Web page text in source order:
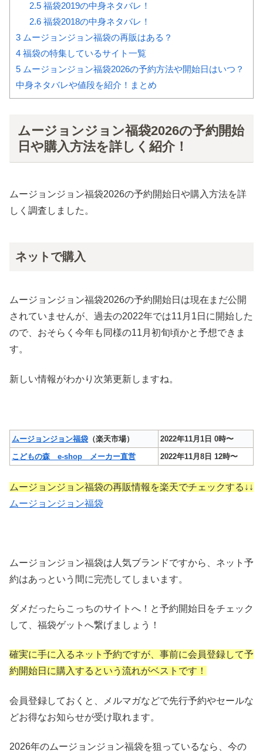
2.5福袋2019の中身ネタバレ！
2.6福袋2018の中身ネタバレ！
3 ムージョンジョン福袋の再販はある？
4 福袋の特集しているサイト一覧
5 ムージョンジョン福袋2026の予約方法や開始日はいつ？
中身ネタバレや値段を紹介！まとめ
ムージョンジョン福袋2026の予約開始
日や購入方法を詳しく紹介！
ムージョンジョン福袋2026の予約開始日や購入方法を詳
しく調査しました。
ネットで購入
ムージョンジョン福袋2026の予約開始日は現在まだ公開
されていませんが、過去の2022年では11月1日に開始した
ので、おそらく今年も同様の11月初旬頃かと予想できま
す。
新しい情報がわかり次第更新しますね。
ムージョンジョン福袋 （楽天市場）
2022年11月1日 0時〜
こどもの森 e-shop メーカー直営
2022年11月8日 12時〜
ムージョンジョン福袋の再販情報を楽天でチェックする↓↓
ムージョンジョン福袋
ムージョンジョン福袋は人気ブランドですから、ネット予
約はあっという間に完売してしまいます。
ダメだったらこっちのサイトへ！と予約開始日をチェック
して、福袋ゲットへ繋げましょう！
確実に手に入るネット予約ですが、事前に会員登録して予
約開始日に購入するという流れがベストです！
会員登録しておくと、メルマガなどで先行予約やセールな
どお得なお知らせが受け取れます。
2026年のムージョンジョン福袋を狙っているなら、今の